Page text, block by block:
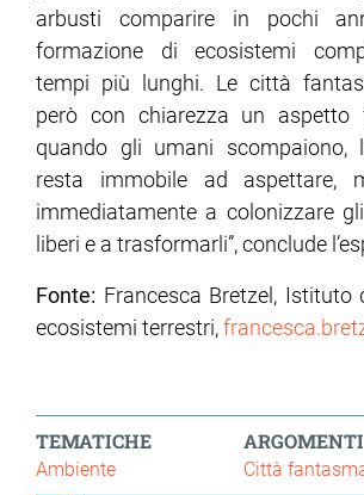
arbusti comparire in pochi
formazione di ecosistemi
tempi più lunghi. Le città
però con chiarezza un aspetto
quando gli umani scompaiono,
resta immobile ad aspettare,
immediatamente a colonizzare
liberi e a trasformarli”, conclude
Fonte: Francesca Bretzel, Istituto
ecosistemi terrestri,
TEMATICHE
Ambiente
ARGOMENTI
Città